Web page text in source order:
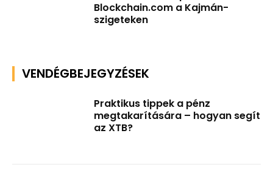
Blockchain.com a Kajmán-
szigeteken
VENDÉGBEJEGYZÉSEK
Praktikus tippek a pénz
megtakarítására – hogyan segít
az XTB?